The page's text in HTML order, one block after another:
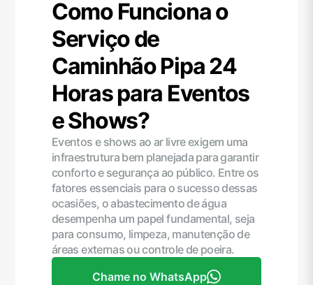
Como Funciona o
Serviço de
Caminhão Pipa 24
Horas para Eventos
e Shows?
Eventos e shows ao ar livre exigem uma
infraestrutura bem planejada para garantir
conforto e segurança ao público. Entre os
fatores essenciais para o sucesso dessas
ocasiões, o abastecimento de água
desempenha um papel fundamental, seja
para consumo, limpeza, manutenção de
áreas externas ou controle de poeira.
Chame no WhatsApp